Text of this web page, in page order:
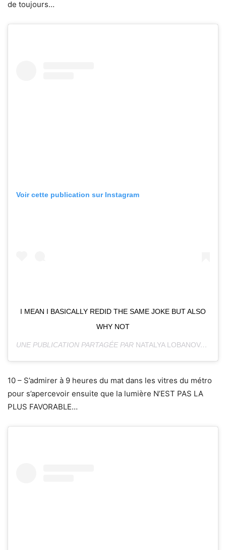
de toujours…
Voir cette publication sur Instagram
I MEAN I BASICALLY REDID THE SAME JOKE BUT ALSO
WHY NOT
UNE PUBLICATION PARTAGÉE PAR NATALYA LOBANOVA
10 – S’admirer à 9 heures du mat dans les vitres du métro
pour s’apercevoir ensuite que la lumière N’EST PAS LA
PLUS FAVORABLE…